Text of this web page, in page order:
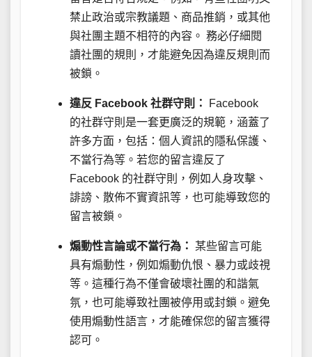
禁止政治或宗教議題、商品推銷，或其他
與社團主題不相符的內容。 務必仔細閱
讀社團的規則，才能避免因為違反規則而
被鎖。
違反 Facebook 社群守則：
Facebook
的社群守則是一套更廣泛的規範，涵蓋了
許多方面，包括：個人資訊的隱私保護、
不當行為等。若您的留言違反了
Facebook 的社群守則，例如人身攻擊、
誹謗、散佈不實資訊等，也可能導致您的
留言被鎖。
煽動性言論或不當行為：
某些留言可能
具有煽動性，例如煽動仇恨、暴力或歧視
等。這種行為不僅會破壞社團的和諧氣
氛，也可能導致社團被停用或封鎖。避免
使用煽動性語言，才能確保您的留言獲得
認可。